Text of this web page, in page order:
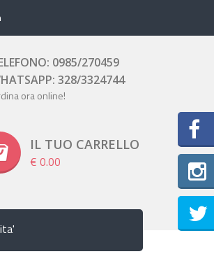
0985/270459
328/3324744
ora online!
IL TUO CARRELLO
€ 0.00